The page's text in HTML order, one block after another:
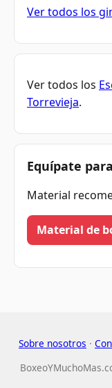
Ver todos los
Ver todos los
Torrevieja.
Equípate
Material
Material de
Sobre nosotros ·